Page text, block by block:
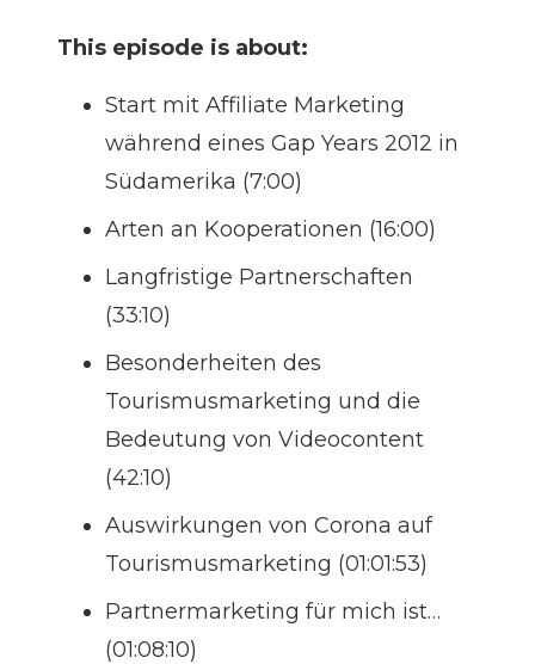
This episode is about:
Start mit Affiliate Marketing
während eines Gap Years 2012 in
Südamerika (7:00)
Arten an Kooperationen (16:00)
Langfristige Partnerschaften
(33:10)
Besonderheiten des
Tourismusmarketing und die
Bedeutung von Videocontent
(42:10)
Auswirkungen von Corona auf
Tourismusmarketing (01:01:53)
Partnermarketing für mich ist…
(01:08:10)